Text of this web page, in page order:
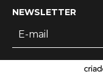
NEWSLETTER